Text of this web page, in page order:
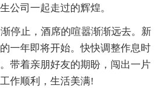
公司一起走过的辉煌。
停止，酒席的喧嚣渐渐远去。新
一年即将开始。快快调整作息时
带着亲朋好友的期盼，闯出一片
作顺利，生活美满!